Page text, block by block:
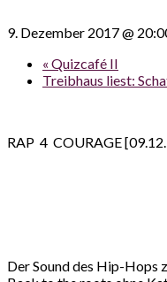
9. Dezember 2017 @
« Quizcafé II
Treibhaus liest:
RAP 4 COURAGE
Der Sound des Hip-Hops